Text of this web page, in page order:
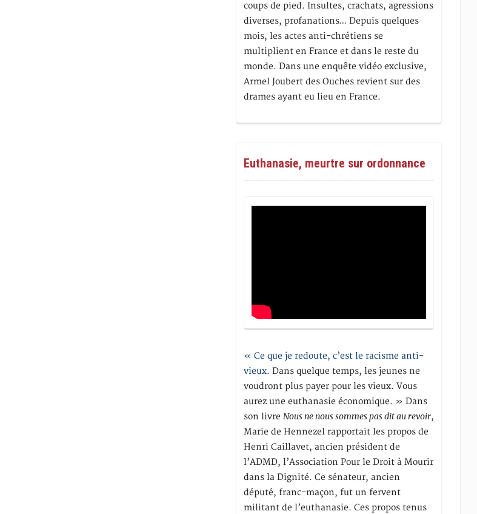
coups de pied. Insultes, crachats, agressions
diverses, profanations… Depuis quelques
mois, les actes anti-chrétiens se
multiplient en France et dans le reste du
monde. Dans une enquête vidéo exclusive,
Armel Joubert des Ouches revient sur des
drames ayant eu lieu en France.
Euthanasie, meurtre sur ordonnance
« Ce que je redoute, c’est le racisme anti-
vieux. Dans quelque temps, les jeunes ne
voudront plus payer pour les vieux. Vous
aurez une euthanasie économique. » Dans
son livreNous ne nous sommes pas dit au revoir,
Marie de Hennezel rapportait les propos de
Henri Caillavet, ancien président de
l’ADMD, l’Association Pour le Droit à Mourir
dans la Dignité. Ce sénateur, ancien
député, franc-maçon, fut un fervent
militant de l’euthanasie. Ces propos tenus